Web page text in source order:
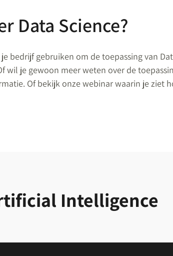
Data Science?
bedrijf gebruiken om de toepassing van
wil je gewoon meer weten over de
Of bekijk onze webinar waarin je ziet
Intelligence